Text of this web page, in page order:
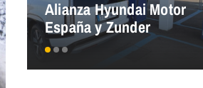
Alianza Hyundai Motor
España y Zunder